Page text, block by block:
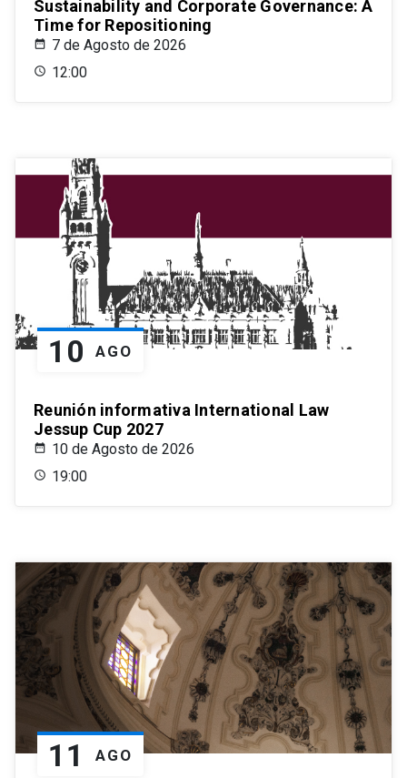
Sustainability and Corporate Governance: A
Time for Repositioning
7 de Agosto de 2026
12:00
10 AGO
Reunión informativa International Law
Jessup Cup 2027
10 de Agosto de 2026
19:00
11 AGO